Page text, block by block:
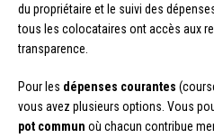
du propriétaire et le suivi des
tous les colocataires ont accès aux
transparence.
Pour les dépenses courantes
vous avez plusieurs options. Vous
pot commun où chacun contribue